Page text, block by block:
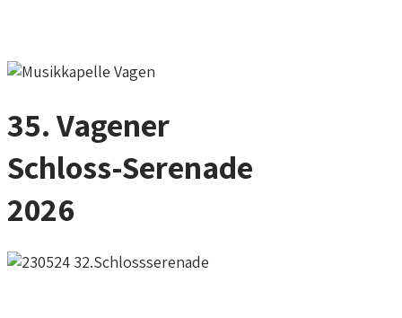
35. Vagener
Schloss-Serenade
2026